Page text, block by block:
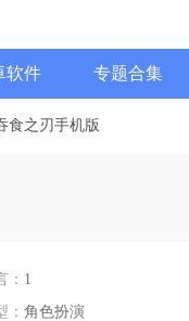
软件 专题合集
食之刃手机版
： 1
：角色扮演